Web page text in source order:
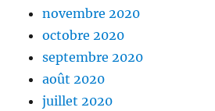
novembre 2020
octobre 2020
septembre 2020
août 2020
juillet 2020